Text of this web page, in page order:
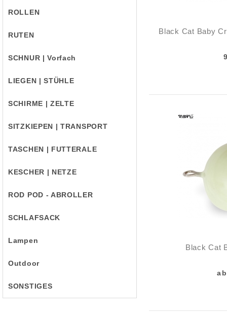
ROLLEN
RUTEN
SCHNUR | Vorfach
LIEGEN | STÜHLE
SCHIRME | ZELTE
SITZKIEPEN | TRANSPORT
TASCHEN | FUTTERALE
KESCHER | NETZE
ROD POD - ABROLLER
SCHLAFSACK
Lampen
Outdoor
SONSTIGES
Black Cat Baby
Black Cat